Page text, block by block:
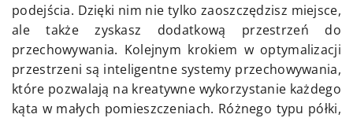
podejścia. Dzięki nim nie tylko zaoszczędzisz miejsce,
ale także zyskasz dodatkową przestrzeń do
przechowywania. Kolejnym krokiem w optymalizacji
przestrzeni są inteligentne systemy przechowywania,
które pozwalają na kreatywne wykorzystanie każdego
kąta w małych pomieszczeniach. Różnego typu półki,